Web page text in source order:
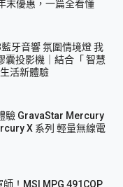
末優惠，一篇全看懂
牙音響 氛圍情境燈 我
囊投影機｜結合「 智慧
活新體驗
驗 GravaStar Mercury
X 系列 輕量無線電
！MSI MPG 491CQP